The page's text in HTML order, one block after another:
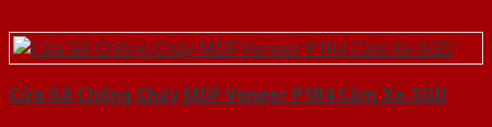
Cửa Gỗ Chống Cháy MDF Veneer P1R4 Căm Xe-SGD